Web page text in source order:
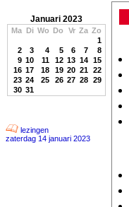
Januari 2023
Ma Di Wo Do Vr Za Zo
1
2
3 4 5 6 7
8
9 10 11 12 13 14 15
16 17 18 19 20 21 22
23 24 25 26 27 28 29
30 31
lezingen
zaterdag 14 januari 2023